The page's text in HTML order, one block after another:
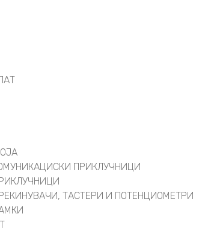
КОМУНИКАЦИСКИ ПРИКЛУЧНИЦИ
ПРЕКИНУВАЧИ, ТАСТЕРИ И ПОТЕНЦИОМЕТРИ